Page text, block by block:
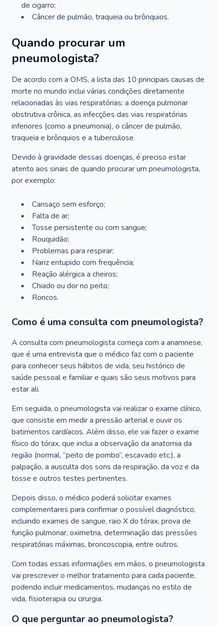
de cigarro;
Câncer de pulmão, traqueia ou brônquios.
Quando procurar um
pneumologista?
De acordo com a OMS, a lista das 10 principais causas de
morte no mundo inclui várias condições diretamente
relacionadas às vias respiratórias: a doença pulmonar
obstrutiva crônica, as infecções das vias respiratórias
inferiores (como a pneumonia), o câncer de pulmão,
traqueia e brônquios e a tuberculose.
Devido à gravidade dessas doenças, é preciso estar
atento aos sinais de quando procurar um pneumologista,
por exemplo:
Cansaço sem esforço;
Falta de ar;
Tosse persistente ou com sangue;
Rouquidão;
Problemas para respirar;
Nariz entupido com frequência;
Reação alérgica a cheiros;
Chiado ou dor no peito;
Roncos.
Como é uma consulta com pneumologista?
A consulta com pneumologista começa com a anamnese,
que é uma entrevista que o médico faz com o paciente
para conhecer seus hábitos de vida, seu histórico de
saúde pessoal e familiar e quais são seus motivos para
estar ali.
Em seguida, o pneumologista vai realizar o exame clínico,
que consiste em medir a pressão arterial e ouvir os
batimentos cardíacos. Além disso, ele vai fazer o exame
físico do tórax, que inclui a observação da anatomia da
região (normal, “peito de pombo”, escavado etc.), a
palpação, a ausculta dos sons da respiração, da voz e da
tosse e outros testes pertinentes.
Depois disso, o médico poderá solicitar exames
complementares para confirmar o possível diagnóstico,
incluindo exames de sangue, raio X do tórax, prova de
função pulmonar, oximetria, determinação das pressões
respiratórias máximas, broncoscopia, entre outros.
Com todas essas informações em mãos, o pneumologista
vai prescrever o melhor tratamento para cada paciente,
podendo incluir medicamentos, mudanças no estilo de
vida, fisioterapia ou cirurgia.
O que perguntar ao pneumologista?